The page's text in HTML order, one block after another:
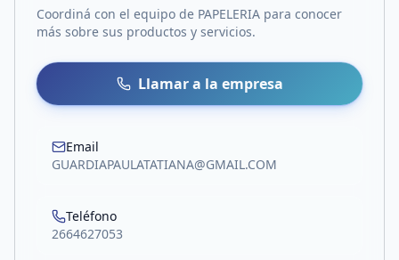
Coordiná con el equipo de PAPELERIA para conocer
más sobre sus productos y servicios.
Llamar a la empresa
Email
GUARDIAPAULATATIANA@GMAIL.COM
Teléfono
2664627053